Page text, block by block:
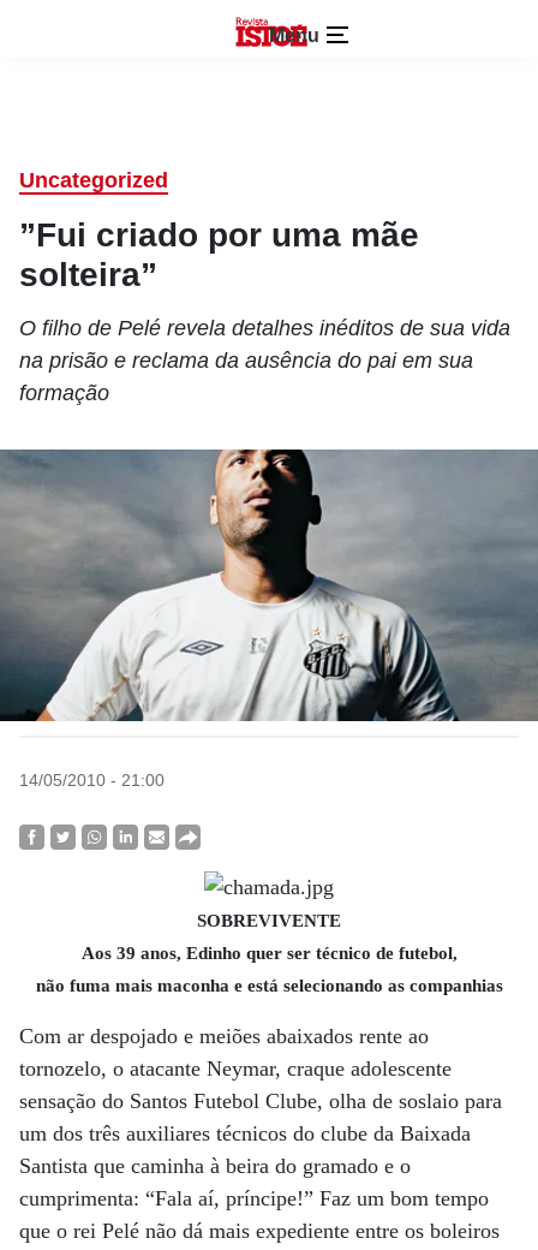
Menu
Uncategorized
”Fui criado por uma mãe
solteira”
O filho de Pelé revela detalhes inéditos de sua vida
na prisão e reclama da ausência do pai em sua
formação
14/05/2010 - 21:00
SOBREVIVENTE
Aos 39 anos, Edinho quer ser técnico de futebol,
não fuma mais maconha e está selecionando as companhias
Com ar despojado e meiões abaixados rente ao
tornozelo, o atacante Neymar, craque adolescente
sensação do Santos Futebol Clube, olha de soslaio para
um dos três auxiliares técnicos do clube da Baixada
Santista que caminha à beira do gramado e o
cumprimenta: “Fala aí, príncipe!” Faz um bom tempo
que o rei Pelé não dá mais expediente entre os boleiros